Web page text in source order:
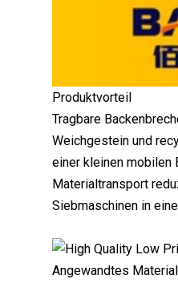
Produktvorteil
Tragbare
Weichgestein und
einer kleinen mobilen
Materialtransport
Siebmaschinen in
Angewandtes Material